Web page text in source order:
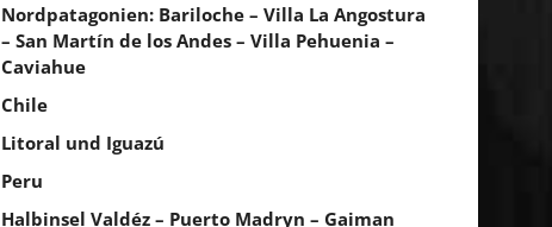
Nordpatagonien: Bariloche – Villa La Angostura
– San Martín de los Andes – Villa Pehuenia –
Caviahue
Chile
Litoral und Iguazú
Peru
Halbinsel Valdéz – Puerto Madryn – Gaiman